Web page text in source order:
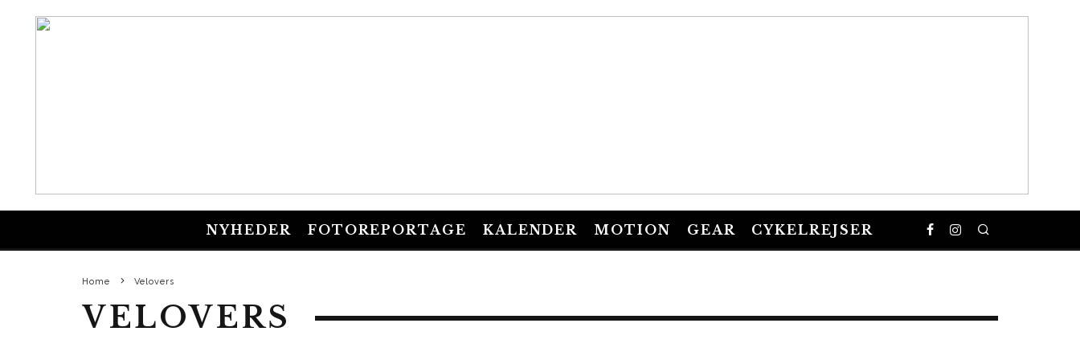
NYHEDER FOTOREPORTAGE KALENDER MOTION GEAR CYKELREJSER
Home Velovers
VELOVERS